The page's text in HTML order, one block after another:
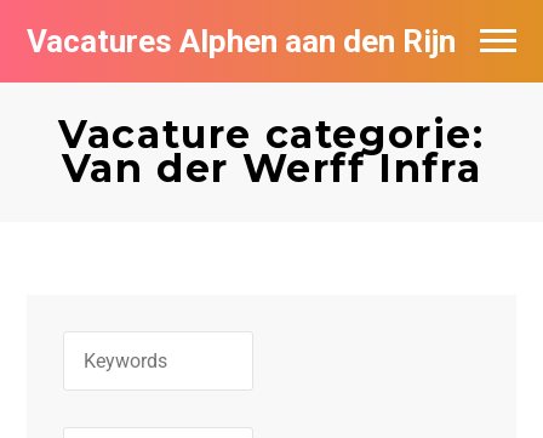
Vacatures Alphen aan den Rijn
Vacature categorie:
Van der Werff Infra
Vacatures per bedrijf in Alphen aan den
Rijn
De populairste vacatures in Alphen aan